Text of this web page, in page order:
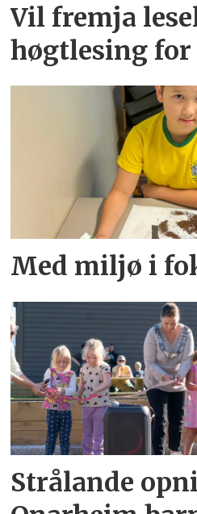
Vil fremja
høgtlesing
Med miljø i
Strålande